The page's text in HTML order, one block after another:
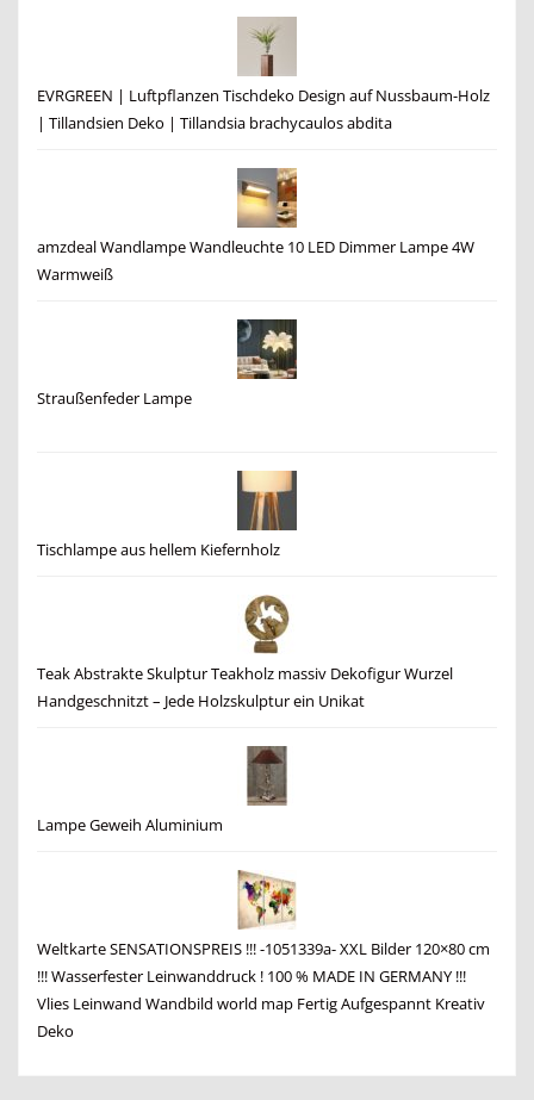
EVRGREEN | Luftpflanzen Tischdeko Design auf Nussbaum-Holz
| Tillandsien Deko | Tillandsia brachycaulos abdita
amzdeal Wandlampe Wandleuchte 10 LED Dimmer Lampe 4W
Warmweiß
Straußenfeder Lampe
Tischlampe aus hellem Kiefernholz
Teak Abstrakte Skulptur Teakholz massiv Dekofigur Wurzel
Handgeschnitzt – Jede Holzskulptur ein Unikat
Lampe Geweih Aluminium
Weltkarte SENSATIONSPREIS !!! -1051339a- XXL Bilder 120×80 cm
!!! Wasserfester Leinwanddruck ! 100 % MADE IN GERMANY !!!
Vlies Leinwand Wandbild world map Fertig Aufgespannt Kreativ
Deko